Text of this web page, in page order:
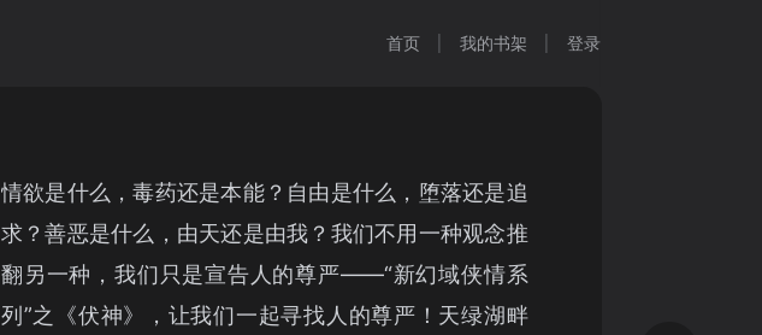
首页 我的书架 登录
情欲是什么，毒药还是本能？自由是什么，堕落还是追
求？善恶是什么，由天还是由我？我们不用一种观念推
翻另一种，我们只是宣告人的尊严——“新幻域侠情系
列”之《伏神》，让我们一起寻找人的尊严！天绿湖畔